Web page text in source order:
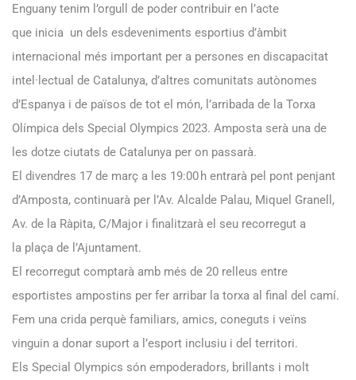
Enguany tenim l’orgull de poder contribuir en l’acte
que inicia un dels esdeveniments esportius d’àmbit
internacional més important per a persones en discapacitat
intel·lectual de Catalunya, d’altres comunitats autònomes
d’Espanya i de països de tot el món, l’arribada de la Torxa
Olímpica dels Special Olympics 2023. Amposta serà una de
les dotze ciutats de Catalunya per on passarà.
El divendres 17 de març a les 19:00 h entrarà pel pont penjant
d’Amposta, continuarà per l’Av. Alcalde Palau, Miquel Granell,
Av. de la Ràpita, C/Major i finalitzarà el seu recorregut a
la plaça de l’Ajuntament.
El recorregut comptarà amb més de 20 relleus entre
esportistes ampostins per fer arribar la torxa al final del camí.
Fem una crida perquè familiars, amics, coneguts i veïns
vinguin a donar suport a l’esport inclusiu i del territori.
Els Special Olympics són empoderadors, brillants i molt